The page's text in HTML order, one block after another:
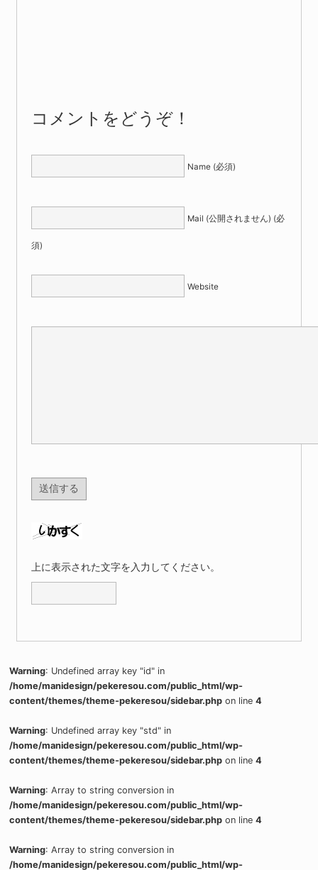
コメントをどうぞ！
Name (必須)
Mail (公開されません) (必
須)
Website
上に表示された文字を入力してください。
Warning: Undefined array key "id" in
/home/manidesign/pekeresou.com/public_html/wp-
content/themes/theme-pekeresou/sidebar.php on line4
Warning: Undefined array key "std" in
/home/manidesign/pekeresou.com/public_html/wp-
content/themes/theme-pekeresou/sidebar.php on line4
Warning: Array to string conversion in
/home/manidesign/pekeresou.com/public_html/wp-
content/themes/theme-pekeresou/sidebar.php on line4
Warning: Array to string conversion in
/home/manidesign/pekeresou.com/public_html/wp-